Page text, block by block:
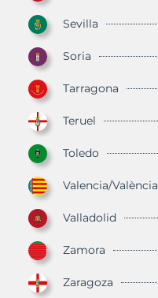
Sevilla
Soria
Tarragona
Teruel
Toledo
Valencia/València
Valladolid
Zamora
Zaragoza